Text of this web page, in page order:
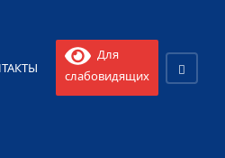
Для
слабовидящих